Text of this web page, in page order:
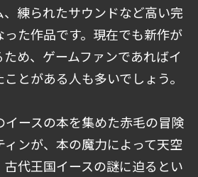
練られたサウンドなど高い完
た作品です。現在でも新作が
め、ゲームファンであればイ
とがある人も多いでしょう。
ースの本を集めた赤毛の冒険
ンが、本の魔力によって天空
代王国イースの謎に迫るとい